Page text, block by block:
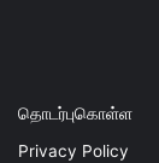
தொடர்புகொள்ள
Privacy Policy